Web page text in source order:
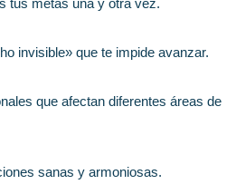
tus metas una y otra vez.
invisible» que te impide avanzar.
que afectan diferentes áreas de
sanas y armoniosas.